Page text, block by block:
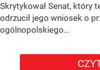
Skrytykował Senat, który
odrzucił jego wniosek o
ogólnopolskiego...